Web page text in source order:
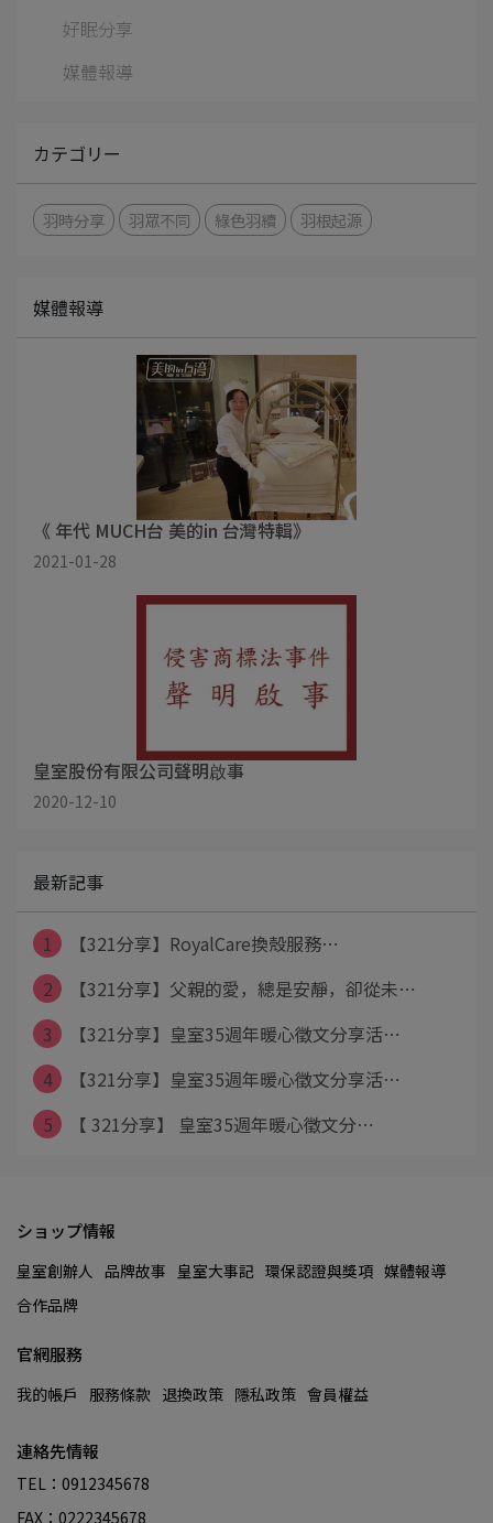
好眠分享
媒體報導
カテゴリー
羽時分享 羽眾不同 綠色羽續 羽根起源
媒體報導
《 年代 MUCH台 美的in 台灣特輯》
2021-01-28
皇室股份有限公司聲明啟事
2020-12-10
最新記事
1
【321分享】RoyalCare換殼服務⋯
2
【321分享】父親的愛，總是安靜，卻從未⋯
3
【321分享】皇室35週年暖心徵文分享活⋯
4
【321分享】皇室35週年暖心徵文分享活⋯
5
【 321分享】 皇室35週年暖心徵文分⋯
ショップ情報
皇室創辦人 品牌故事 皇室大事記 環保認證與獎項 媒體報導
合作品牌
官網服務
我的帳戶 服務條款 退換政策 隱私政策 會員權益
連絡先情報
TEL：0912345678
FAX：0222345678